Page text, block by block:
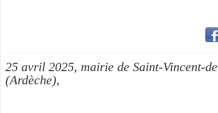
25 avril 2025, mairie de Saint-Vincent-
(Ardèche),